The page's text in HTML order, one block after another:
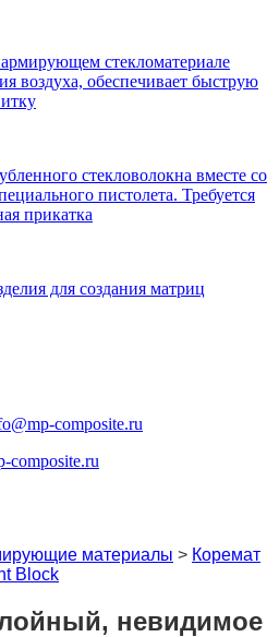
стекломатериале
воздуха, обеспечивает быструю
стекловолокна вместе со
пистолета. Требуется
прикатка
для создания матриц
composite.ru
composite.ru
материалы > Коремат
Block
невидимое